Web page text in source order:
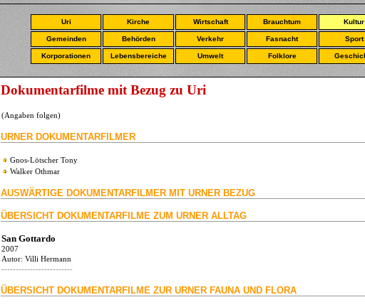
Uri Kirche Wirtschaft Brauchtum Kultur
Gemeinden Behörden Verkehr Fasnacht Sport
Korporationen Lebensbereiche Umwelt Folklore
Dokumentarfilme mit Bezug zu Uri
(Angaben folgen)
URNER DOKUMENTARFILMER
Gnos-Lötscher Tony
Walker Othmar
AUSWÄRTIGE DOKUMENTARFILMER MIT URNER BEZUG
ÜBERSICHT DOKUMENTARFILME ZUM URNER ALLTAG
San Gottardo
2007
Autor: Villi Hermann
-------------------------
ÜBERSICHT DOKUMENTARFILME ZUR URNER FAUNA UND FLORA